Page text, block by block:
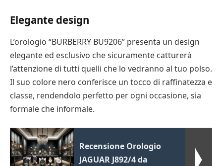
Elegante design
L’orologio “BURBERRY BU9206” presenta un design
elegante ed esclusivo che sicuramente catturerà
l’attenzione di tutti quelli che lo vedranno al tuo polso.
Il suo colore nero conferisce un tocco di raffinatezza e
classe, rendendolo perfetto per ogni occasione, sia
formale che informale.
Recensione Orologio
JAGUAR J892/4 da